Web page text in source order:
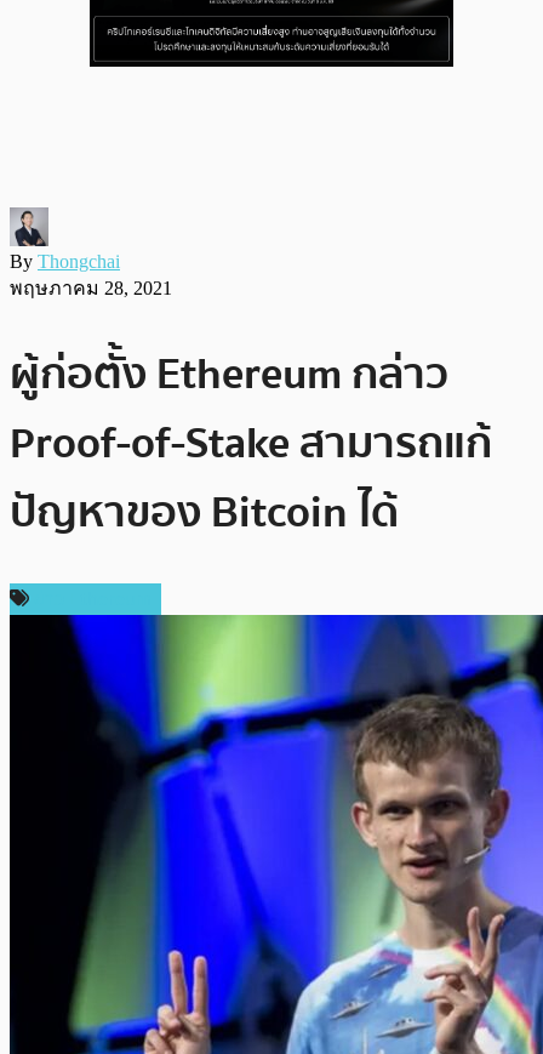
By Thongchai
พฤษภาคม 28, 2021
ผู้ก่อตั้ง Ethereum กล่าว
Proof-of-Stake สามารถแก้
ปัญหาของ Bitcoin ได้